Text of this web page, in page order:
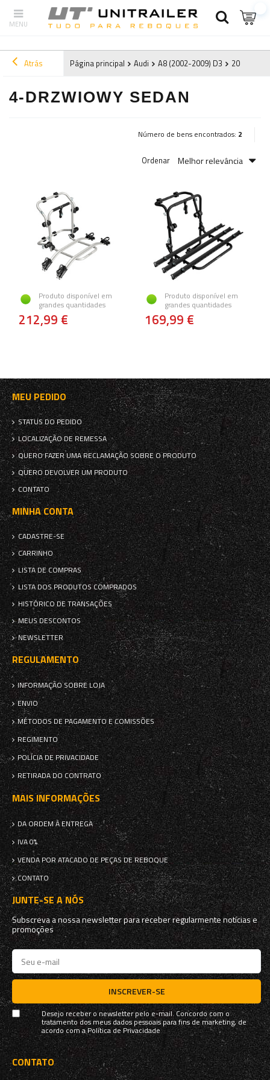
Atrás Página principal Audi A8 (2002-2009) D3 2004
4-DRZWIOWY SEDAN
Número de bens encontrados: 2
Ordenar Melhor relevância
Produto disponível em
grandes quantidades
212,99 €
Produto disponível em
grandes quantidades
169,99 €
MEU PEDIDO
STATUS DO PEDIDO
LOCALIZAÇÃO DE REMESSA
QUERO FAZER UMA RECLAMAÇÃO SOBRE O PRODUTO
QUERO DEVOLVER UM PRODUTO
CONTATO
MINHA CONTA
CADASTRE-SE
CARRINHO
LISTA DE COMPRAS
LISTA DOS PRODUTOS COMPRADOS
HISTÓRICO DE TRANSAÇÕES
MEUS DESCONTOS
NEWSLETTER
REGULAMENTO
INFORMAÇÃO SOBRE LOJA
ENVIO
MÉTODOS DE PAGAMENTO E COMISSÕES
REGIMENTO
POLÍCIA DE PRIVACIDADE
RETIRADA DO CONTRATO
MAIS INFORMAÇÕES
DA ORDEM À ENTREGA
IVA 0%
VENDA POR ATACADO DE PEÇAS DE REBOQUE
CONTATO
JUNTE-SE A NÓS
Subscreva a nossa newsletter para receber regularmente notícias e
promoções
INSCREVER-SE
Desejo receber o newsletter pelo e-mail. Concordo com o
tratamento dos meus dados pessoais para fins de marketing, de
acordo com aPolítica de Privacidade
CONTATO